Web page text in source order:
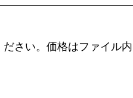
さい。価格はファイル内